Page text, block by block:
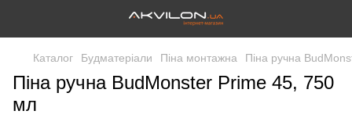
Каталог Будматеріали Піна монтажна Піна ручна
Піна ручна BudMonster Prime 45, 750
мл